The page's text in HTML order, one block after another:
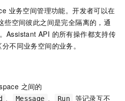
业务空间管理功能。开发者可以在
些空间彼此之间是完全隔离的，通
Assistant API 的所有操作都支持传
不同业务空间的业务。
之间的
、 Message 、 Run 等记录互不